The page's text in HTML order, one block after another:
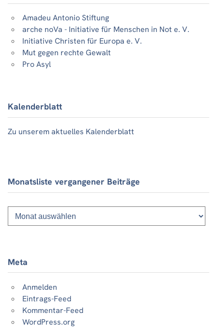
Amadeu Antonio Stiftung
arche noVa - Initiative für Menschen in Not e. V.
Initiative Christen für Europa e. V.
Mut gegen rechte Gewalt
Pro Asyl
Kalenderblatt
Zu unserem aktuelles Kalenderblatt
Monatsliste vergangener Beiträge
Monatsliste
vergangener
Beiträge
Meta
Anmelden
Eintrags-Feed
Kommentar-Feed
WordPress.org